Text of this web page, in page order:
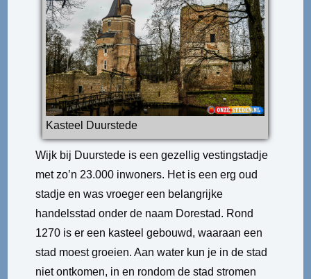
Kasteel Duurstede
Wijk bij Duurstede is een gezellig vestingstadje
met zo’n 23.000 inwoners. Het is een erg oud
stadje en was vroeger een belangrijke
handelsstad onder de naam Dorestad. Rond
1270 is er een kasteel gebouwd, waaraan een
stad moest groeien. Aan water kun je in de stad
niet ontkomen, in en rondom de stad stromen